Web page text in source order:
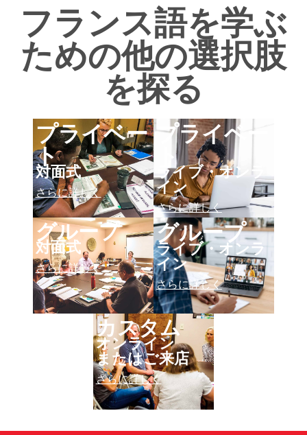
フランス語を学ぶ
ための他の選択肢
を探る
プライベー
ト
対面式
さらに詳しく
プライベー
ト
ライブ・オンラ
イン
さらに詳しく
グループ
対面式
さらに詳しく
グループ
ライブ・オンラ
イン
さらに詳しく
カスタム
オンライン
またはご来店
さらに詳しく